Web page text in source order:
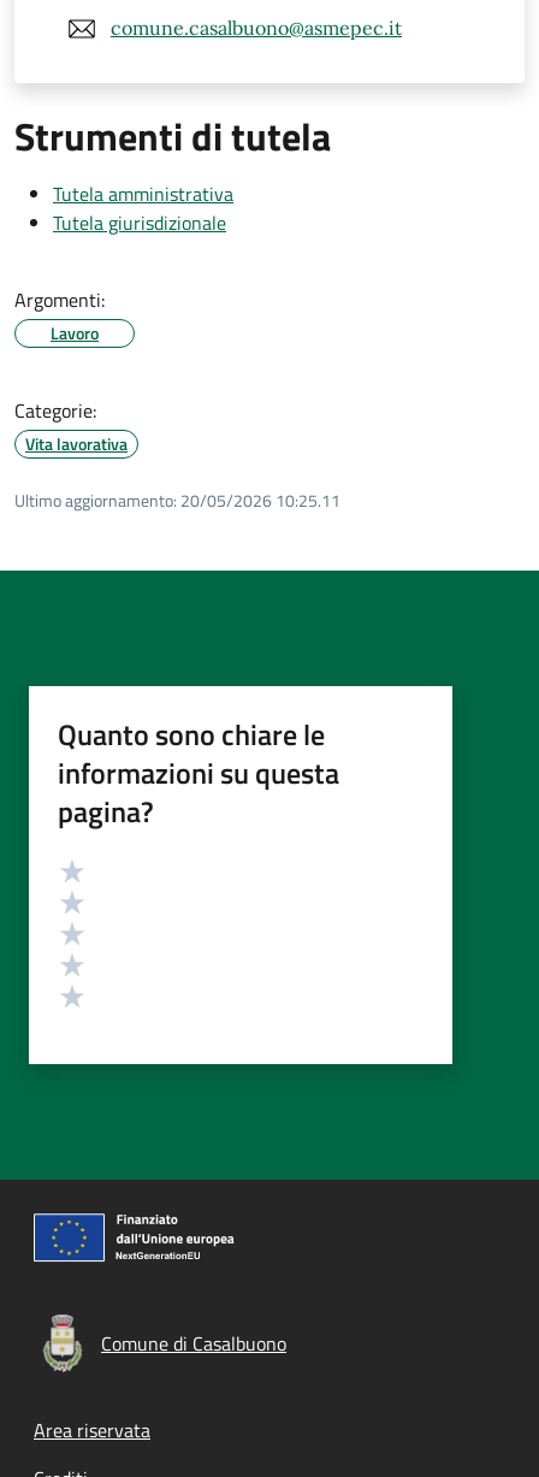
comune.casalbuono@asmepec.it
Strumenti di tutela
Tutela amministrativa
Tutela giurisdizionale
Argomenti:
Lavoro
Categorie:
Vita lavorativa
Ultimo aggiornamento: 20/05/2026 10:25.11
Quanto sono chiare le
informazioni su questa
pagina?
Valutazione
Comune di Casalbuono
Footer menu
Area riservata